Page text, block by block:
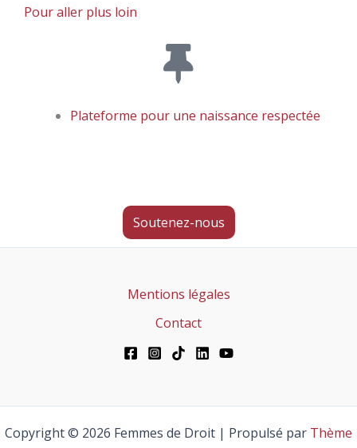
Pour aller plus loin
Plateforme pour une naissance respectée
Soutenez-nous
Mentions légales
Contact
Copyright © 2026 Femmes de Droit | Propulsé par Thème